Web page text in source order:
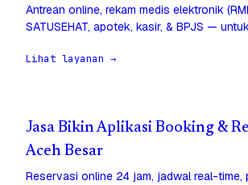
Antrean online, rekam medis elektronik
SATUSEHAT, apotek, kasir, & BPJS —
Lihat layanan →
Jasa Bikin Aplikasi Booking &
Aceh Besar
Reservasi online 24 jam, jadwal real-time,